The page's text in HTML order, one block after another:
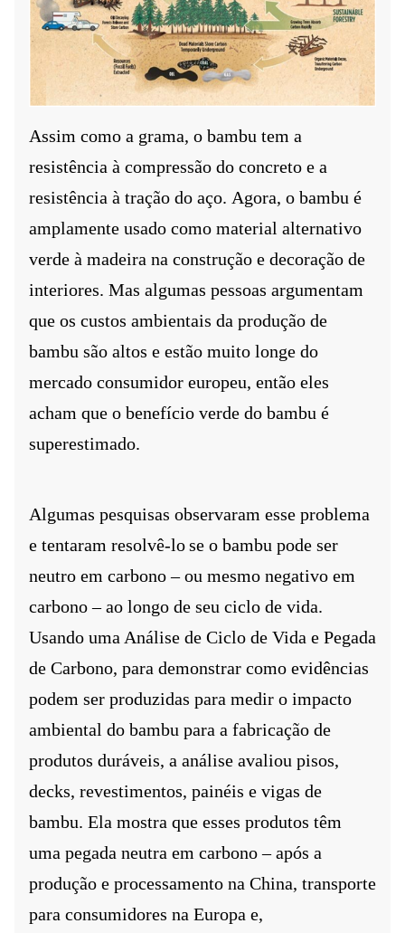
Assim como a grama, o bambu tem a
resistência à compressão do concreto e a
resistência à tração do aço. Agora, o bambu é
amplamente usado como material alternativo
verde à madeira na construção e decoração de
interiores. Mas algumas pessoas argumentam
que os custos ambientais da produção de
bambu são altos e estão muito longe do
mercado consumidor europeu, então eles
acham que o benefício verde do bambu é
superestimado.
Algumas pesquisas observaram esse problema
e tentaram resolvê-lose o bambu pode ser
neutro em carbono – ou mesmo negativo em
carbono – ao longo de seu ciclo de vida.
Usando uma Análise de Ciclo de Vida e Pegada
de Carbono, para demonstrar como evidências
podem ser produzidas para medir o impacto
ambiental do bambu para a fabricação de
produtos duráveis, a análise avaliou pisos,
decks, revestimentos, painéis e vigas de
bambu. Ela mostra que esses produtos têm
uma pegada neutra em carbono – após a
produção e processamento na China, transporte
para consumidores na Europa e,